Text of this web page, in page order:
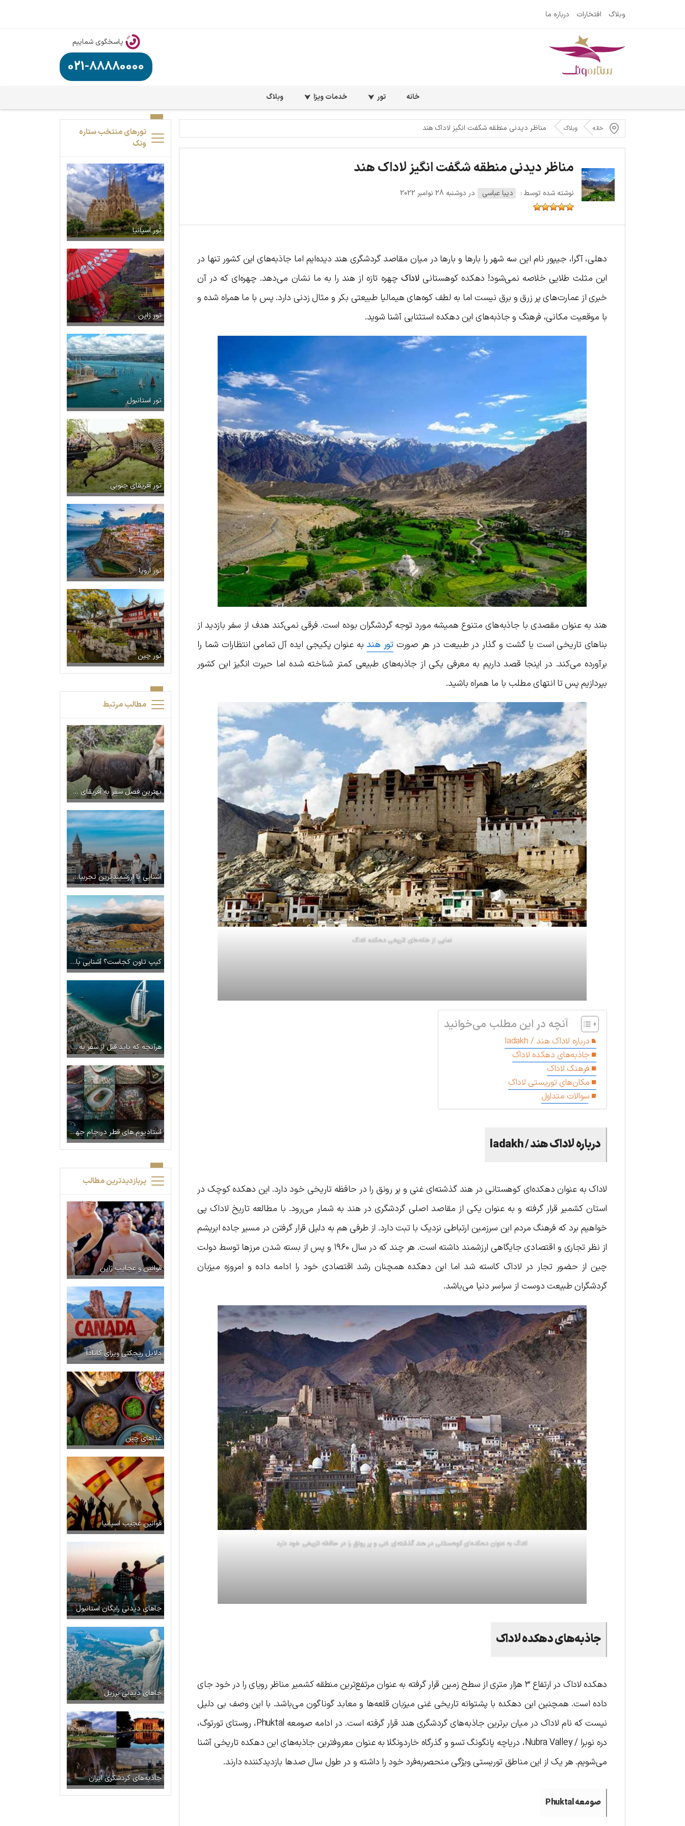
وبلاگ افتخارات درباره ما
پاسخگوی شماییم
021-88880000
خانه تور خدمات ویزا وبلاگ
خانه وبلاگ مناظر دیدنی منطقه شگفت انگیز لاداک هند
مناظر دیدنی منطقه شگفت انگیز لاداک هند
نوشته شده توسط : دیبا عباسی در دوشنبه 28 نوامبر 2022
دهلی، آگرا، جیپور نام این سه شهر را بارها و بارها در میان مقاصد گردشگری هند دیده‌ایم اما جاذبه‌های این کشور تنها در
این مثلث طلایی خلاصه نمی‌شود! دهکده کوهستانی لاداک چهره تازه از هند را به ما نشان می‌دهد. چهره‌ای که در آن
خبری از عمارت‌های پر زرق و برق نیست اما به لطف کوه‌های هیمالیا طبیعتی بکر و مثال زدنی دارد. پس با ما همراه شده و
با موقعیت مکانی، فرهنگ و جاذبه‌های این دهکده استثنایی آشنا شوید.
هند به عنوان مقصدی با جاذبه‌های متنوع همیشه مورد توجه گردشگران بوده است. فرقی نمی‌کند هدف از سفر بازدید از
بناهای تاریخی است یا گشت و گذار در طبیعت در هر صورتتور هندبه عنوان پکیجی ایده آل تمامی انتظارات شما را
برآورده می‌کند. در اینجا قصد داریم به معرفی یکی از جاذبه‌های طبیعی کمتر شناخته شده اما حیرت انگیز این کشور
بپردازیم پس تا انتهای مطلب با ما همراه باشید.
نمایی از خانه‌های تاریخی دهکده لا‌دا‌ک
آنچه در این مطلب می‌خوانید
درباره لاداک هند / ladakh
جاذبه‌های دهکده لاداک
فرهنگ لاداک
مکان‌های توریستی لاداک
سوالات متداول
درباره لاداک هند / ladakh
لا‌دا‌ک به عنوان دهکده‌ای کوهستانی در هند گذشته‌ای غنی و پر رونق را در حافظه تاریخی خود دارد. این دهکده کوچک در
استان کشمیر قرار گرفته و به عنوان یکی از مقاصد اصلی گردشگری در هند به شمار می‌رود. با مطالعه تاریخ لا‌دا‌ک پی
خواهیم برد که فرهنگ مردم این سرزمین ارتباطی نزدیک با تبت دارد. از طرفی هم به دلیل قرار گرفتن در مسیر جاده ابریشم
از نظر تجاری و اقتصادی جایگاهی ارزشمند داشته است. هر چند که در سال ۱۹۶۰ و پس از بسته شدن مرزها توسط دولت
چین از حضور تجار در لا‌دا‌ک کاسته شد اما این دهکده همچنان رشد اقتصادی خود را ادامه داده و امروزه میزبان
گردشگران طبیعت دوست از سراسر دنیا می‌باشد.
لا‌دا‌ک به عنوان دهکده‌ای کوهستانی در هند گذشته‌ای غنی و پر رونق را در حافظه تاریخی خود دارد
جاذبه‌های دهکده لاداک
دهکده لا‌دا‌ک در ارتفاع ۳ هزار متری از سطح زمین قرار گرفته به عنوان مرتفع‌ترین منطقه کشمیر مناظر رویای را در خود جای
داده است. همچنین این دهکده با پشتوانه تاریخی غنی میزبان قلعه‌ها و معابد گوناگون می‌باشد. با این وصف بی دلیل
نیست که نام لا‌دا‌ک در میان برترین جاذبه‌های گردشگری هند قرار گرفته است. در ادامه صومعه Phuktal، روستای تورتوگ،
دره نوبرا / Nubra Valley، دریاچه پانگونگ تسو و گذرگاه خاردونگلا به عنوان معروفترین جاذبه‌های این دهکده تاریخی آشنا
می‌شویم. هر یک از این مناطق توریستی ویژگی منحصربه‌فرد خود را داشته و در طول سال صدها بازدیدکننده دارند.
صومعه Phuktal
تورهای منتخب ستاره
ونک
تور اسپانیا
تور ژاپن
تور استانبول
تور آفریقای جنوبی
تور اروپا
تور چین
مطالب مرتبط
بهترین فصل سفر به آفریقای جنوبی
آشنایی با ارزشمندترین تجربیات دیگران در سفر به ترکیه
کیپ تاون کجاست؟ آشنایی با جذاب ترین شهر در قاره آفریقا
هرآنچه که باید قبل از سفر به دبی بدانید {راهنمای سفر به دبی}
استادیوم های قطر در جام جهانی ۲۰۲۲
پربازدیدترین مطالب
قوانین و عجایب ژاپن
دلایل ریجکتی ویزای کانادا
غذاهای چین
قوانین عجیب اسپانیا
جاهای دیدنی رایگان استانبول
جاهای دیدنی برزیل
جاذبه‌های گردشگری ایران